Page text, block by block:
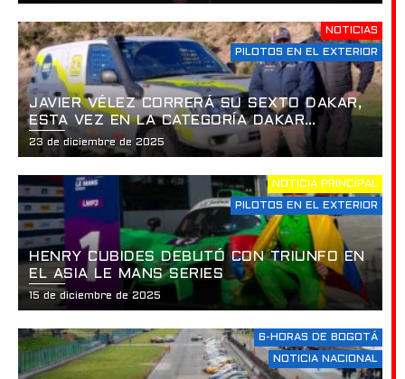
NOTICIAS
PILOTOS EN EL EXTERIOR
JAVIER VÉLEZ CORRERÁ SU SEXTO DAKAR,
ESTA VEZ EN LA CATEGORÍA DAKAR
CLASSIC
23 de diciembre de 2025
NOTICIA PRINCIPAL
PILOTOS EN EL EXTERIOR
HENRY CUBIDES DEBUTÓ CON TRIUNFO EN
EL ASIA LE MANS SERIES
15 de diciembre de 2025
6-HORAS DE BOGOTÁ
NOTICIA NACIONAL